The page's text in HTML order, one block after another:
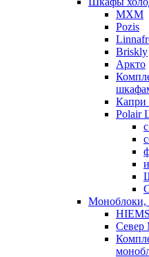
МХМ
Pozis
Briskly
Аркто
Капри
Polair
Моноблоки,
HIEMS
Север